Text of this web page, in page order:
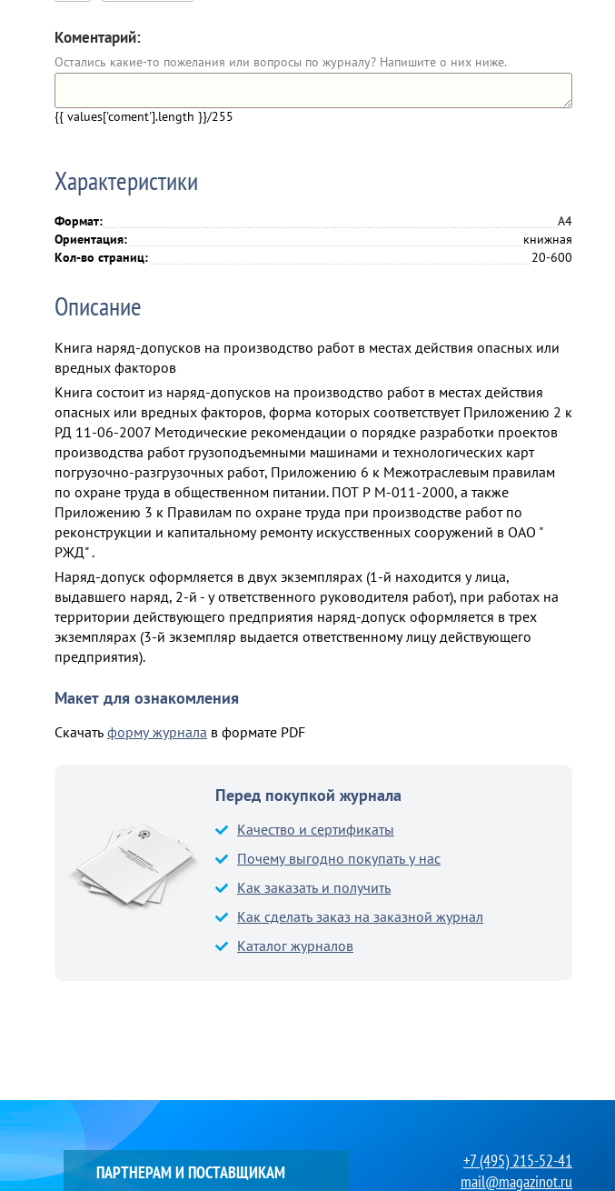
Коментарий:
Остались какие-то пожелания или вопросы по журналу? Напишите о них ниже.
{{ values['coment'].length }}/255
Характеристики
Формат:
А4
Ориентация:
книжная
Кол-во страниц:
20-600
Описание
Книга наряд-допусков на производство работ в местах действия опасных или
вредных факторов
Книга состоит из наряд-допусков на производство работ в местах действия
опасных или вредных факторов, форма которых соответствует Приложению 2 к
РД 11-06-2007 Методические рекомендации о порядке разработки проектов
производства работ грузоподъемными машинами и технологических карт
погрузочно-разгрузочных работ, Приложению 6 к Межотраслевым правилам
по охране труда в общественном питании. ПОТ Р М-011-2000, а также
Приложению 3 к Правилам по охране труда при производстве работ по
реконструкции и капитальному ремонту искусственных сооружений в ОАО "
РЖД" .
Наряд-допуск оформляется в двух экземплярах (1-й находится у лица,
выдавшего наряд, 2-й - у ответственного руководителя работ), при работах на
территории действующего предприятия наряд-допуск оформляется в трех
экземплярах (3-й экземпляр выдается ответственному лицу действующего
предприятия).
Макет для ознакомления
Скачать форму журнала в формате PDF
Перед покупкой журнала
Качество и сертификаты
Почему выгодно покупать у нас
Как заказать и получить
Как сделать заказ на заказной журнал
Каталог журналов
ПАРТНЕРАМ И ПОСТАВЩИКАМ
+7 (495) 215-52-41
mail@magazinot.ru